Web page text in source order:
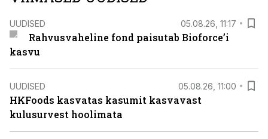
UUDISED 05.08.26, 11:17
Rahvusvaheline fond paisutab Bioforce’i
kasvu
UUDISED 05.08.26, 11:00
HKFoods kasvatas kasumit kasvavast
kulusurvest hoolimata